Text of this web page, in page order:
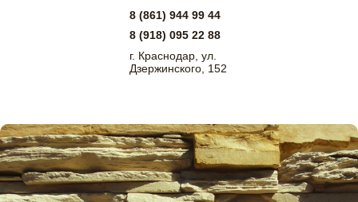
г. Краснодар, ул.
8 (861) 944 99 44